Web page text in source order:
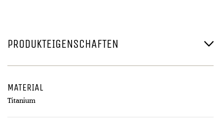
PRODUKTEIGENSCHAFTEN
MATERIAL
Titanium